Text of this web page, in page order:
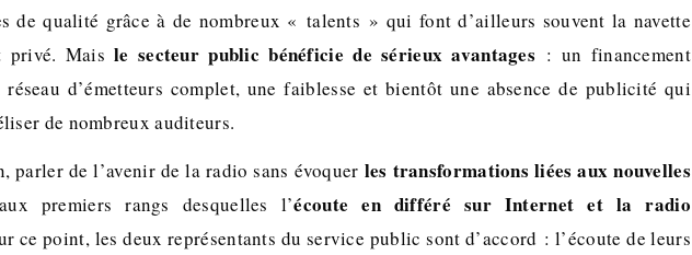
de qualité grâce à de nombreux « talents » qui font d’ailleurs souvent la navette
privé. Maisle secteur public bénéficie de sérieux avantages : un financement
réseau d’émetteurs complet, une faiblesse et bientôt une absence de publicité qui
de nombreux auditeurs.
parler de l’avenir de la radio sans évoquer les transformations liées aux nouvelles
premiers rangs desquelles l’écoute en différé sur Internet et la radio
ce point, les deux représentants du service public sont d’accord : l’écoute de leurs